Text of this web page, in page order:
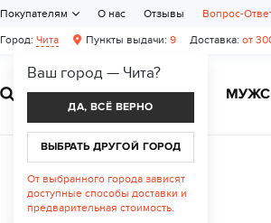
ЖЕНСКАЯ ОБУВЬ
Город: Чита Пункты выдачи: 9 Доставка: от
Покупателям О нас Отзывы Вопрос-
Ваш город — Чита?
ДА, ВСЁ ВЕРНО
ВЫБРАТЬ ДРУГОЙ ГОРОД
От выбранного города зависят
доступные способы доставки и
предварительная стоимость.